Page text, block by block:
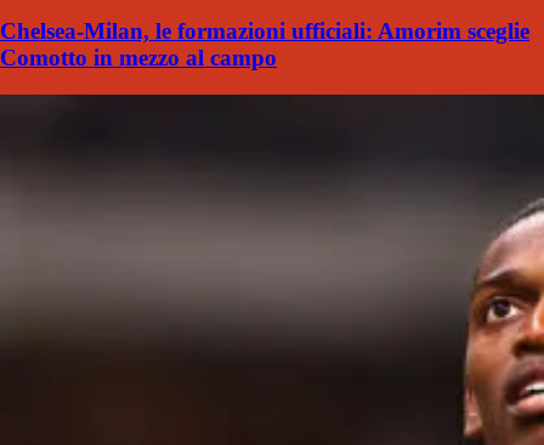
Chelsea-Milan, le formazioni ufficiali: Amorim sceglie
Comotto in mezzo al campo